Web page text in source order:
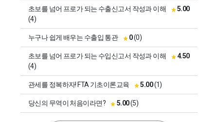
초보를 넘어 프로가 되는 수출신고서 작성과 이해
5.00
(4)
누구나 쉽게 배우는 수출입 통관 0(0)
초보를 넘어 프로가 되는 수입신고서 작성과 이해
4.50
(4)
관세를 정복하자! FTA 기초이론교육 5.00(1)
당신의 무역이 처음이라면? 5.00(5)